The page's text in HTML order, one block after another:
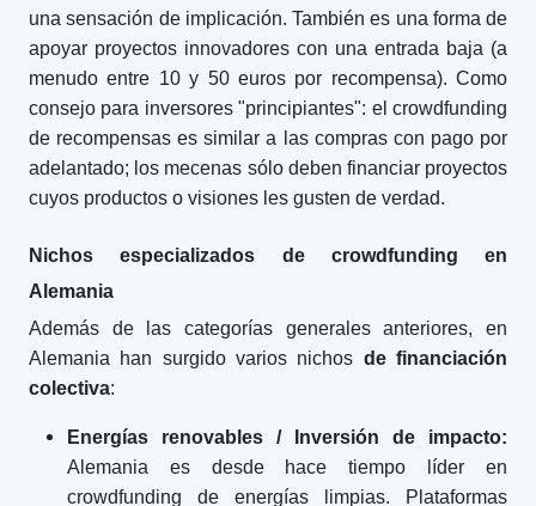
una sensación de implicación. También es una forma de
apoyar proyectos innovadores con una entrada baja (a
menudo entre 10 y 50 euros por recompensa). Como
consejo para inversores "principiantes": el crowdfunding
de recompensas es similar a las compras con pago por
adelantado; los mecenas sólo deben financiar proyectos
cuyos productos o visiones les gusten de verdad.
Nichos especializados de crowdfunding en
Alemania
Además de las categorías generales anteriores, en
Alemania han surgido varios nichos de financiación
colectiva:
Energías renovables / Inversión de impacto:
Alemania es desde hace tiempo líder en
crowdfunding de energías limpias. Plataformas